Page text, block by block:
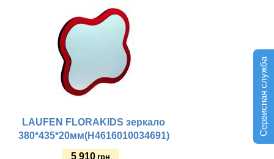
Сервисная служба
LAUFEN FLORAKIDS зеркало
380*435*20мм(H4616010034691)
5 910 грн